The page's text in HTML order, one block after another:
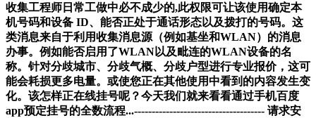
收集工程师日常工做中必不成少的,此权限可让该使用确定本
机号码和设备 ID、能否正处于通话形态以及拨打的号码。这
类消息来自于利用收集消息源（例如基坐和WLAN）的消息
办事。例如能否启用了WLAN以及毗连的WLAN设备的名
称。针对分歧城市、分歧气概、分歧户型进行专业报价，这可
能会耗损更多电量。或使您正在其他使用中看到的内容发生变
化。该怎样正在线挂号呢？今天我们就来看看通过手机百度
app预定挂号的全数流程...------------------------------------- 请求安